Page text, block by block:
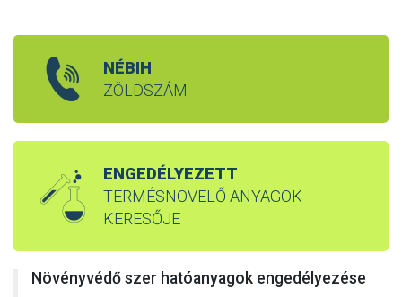
NÉBIH
ZÖLDSZÁM
ENGEDÉLYEZETT
TERMÉSNÖVELŐ ANYAGOK
KERESŐJE
Növényvédő szer hatóanyagok engedélyezése